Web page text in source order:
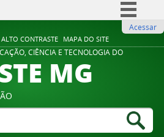
ALTO CONTRASTE MAPA DO SITE
Comunica BR
Participe
Legislação
Acessar
CIÊNCIA E TECNOLOGIA DO
MG